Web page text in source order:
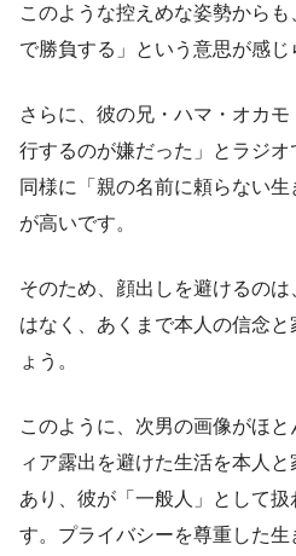
このような控えめな姿勢から
で勝負する」という意思が感じ
さらに、彼の兄・ハマ・オカ
行するのが嫌だった」とラジ
同様に「親の名前に頼らない
が高いです。
そのため、顔出しを避けるの
はなく、あくまで本人の信念
ょう。
このように、次男の画像がほ
ィア露出を避けた生活を本人
あり、彼が「一般人」として
す。プライバシーを尊重した